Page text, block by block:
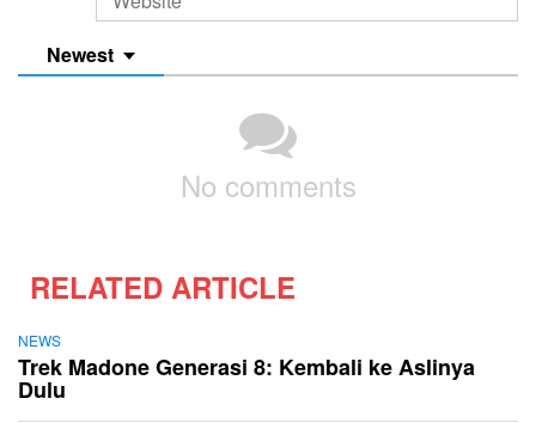
Newest
No comments
RELATED ARTICLE
NEWS
Trek Madone Generasi 8: Kembali ke Aslinya
Dulu